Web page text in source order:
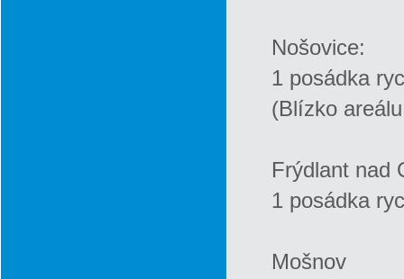
Nošovice:
1 posádka
(Blízko
Frýdlant nad
1 posádka
Mošnov